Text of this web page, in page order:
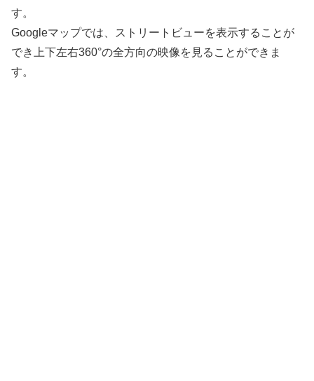
す。
Googleマップでは、ストリートビューを表示することが
でき上下左右360°の全方向の映像を見ることができま
す。